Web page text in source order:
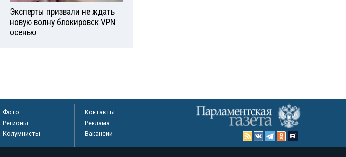
Эксперты призвали не ждать
новую волну блокировок VPN
осенью
Фото
Регионы
Колумнисты
Контакты
Реклама
Вакансии